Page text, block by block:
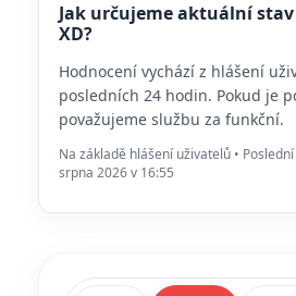
Jak určujeme aktuální
XD?
Hodnocení vychází z hlášení
posledních 24 hodin. Pokud je
považujeme službu za funkční.
Na základě hlášení uživatelů •
srpna 2026 v 16:55